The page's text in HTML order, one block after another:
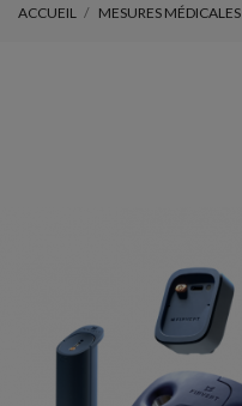
ACCUEIL MESURES MÉDICALES